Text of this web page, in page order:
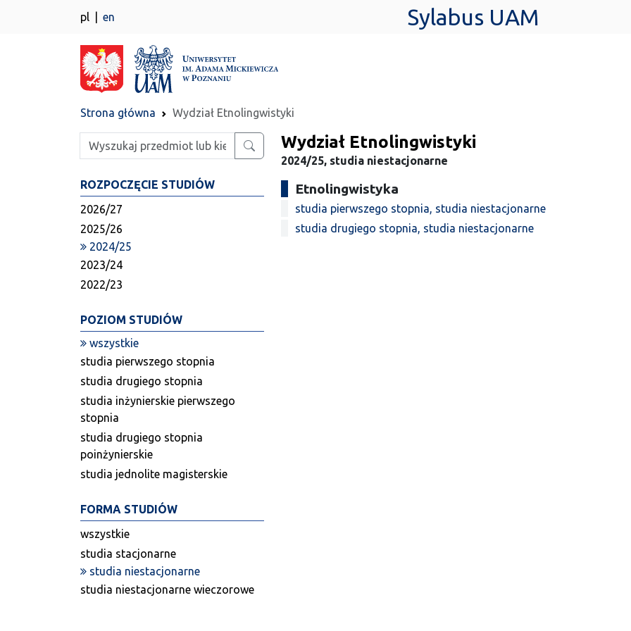
pl en Sylabus UAM
Strona główna Wydział Etnolingwistyki
Wpisz szukaną frazę
ROZPOCZĘCIE STUDIÓW
2026/27
2025/26
2024/25
2023/24
2022/23
POZIOM STUDIÓW
wszystkie
studia pierwszego stopnia
studia drugiego stopnia
studia inżynierskie pierwszego
stopnia
studia drugiego stopnia
poinżynierskie
studia jednolite magisterskie
FORMA STUDIÓW
wszystkie
studia stacjonarne
studia niestacjonarne
studia niestacjonarne wieczorowe
Wydział Etnolingwistyki
2024/25, studia niestacjonarne
Etnolingwistyka
studia pierwszego stopnia, studia niestacjonarne
studia drugiego stopnia, studia niestacjonarne